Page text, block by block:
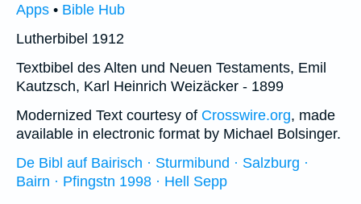
Apps • Bible Hub
Lutherbibel 1912
Textbibel des Alten und Neuen Testaments, Emil
Kautzsch, Karl Heinrich Weizäcker - 1899
Modernized Text courtesy of Crosswire.org, made
available in electronic format by Michael Bolsinger.
De Bibl auf Bairisch · Sturmibund · Salzburg ·
Bairn · Pfingstn 1998 · Hell Sepp